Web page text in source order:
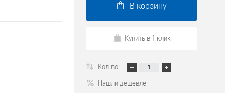
В корзину
Купить в 1 клик
Кол-во:
Нашли дешевле